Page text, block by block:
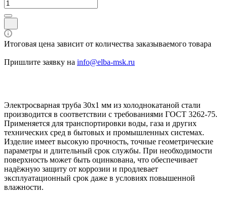
Итоговая цена зависит от количества заказываемого товара
Пришлите заявку на info@elba-msk.ru
Электросварная труба 30х1 мм из холоднокатаной стали
производится в соответствии с требованиями ГОСТ 3262-75.
Применяется для транспортировки воды, газа и других
технических сред в бытовых и промышленных системах.
Изделие имеет высокую прочность, точные геометрические
параметры и длительный срок службы. При необходимости
поверхность может быть оцинкована, что обеспечивает
надёжную защиту от коррозии и продлевает
эксплуатационный срок даже в условиях повышенной
влажности.